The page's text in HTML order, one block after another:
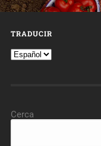
TRADUCIR
Cerca